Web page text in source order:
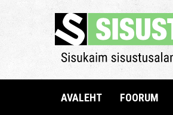
AVALEHT FOORUM